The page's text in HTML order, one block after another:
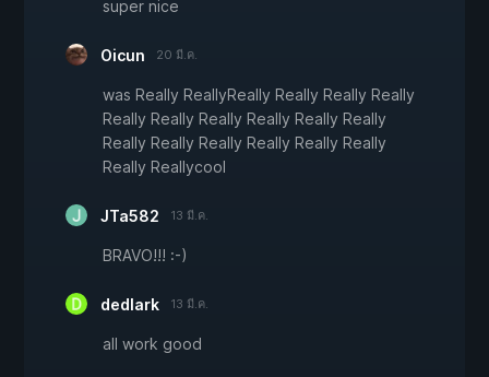
super nice
Oicun 20 มี.ค.
was Really ReallyReally Really Really Really
Really Really Really Really Really Really
Really Really Really Really Really Really
Really Reallycool
JTa582 13 มี.ค.
BRAVO!!! :-)
dedlark 13 มี.ค.
all work good